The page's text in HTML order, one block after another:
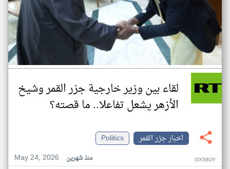
لقاء بين وزير خارجية جزر القمر وشيخ
الأزهر يشعل تفاعلا.. ما قصته؟
اخبار جزر القمر
Politics
May 24, 2026
منذ شهرين OX58UY